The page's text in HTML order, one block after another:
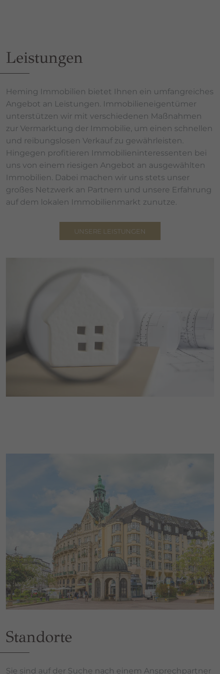
Leistungen
Heming Immobilien bietet Ihnen ein umfangreiches
Angebot an Leistungen. Immobilieneigentümer
unterstützen wir mit verschiedenen Maßnahmen
zur Vermarktung der Immobilie, um einen schnellen
und reibungslosen Verkauf zu gewährleisten.
Hingegen profitieren Immobilieninteressenten bei
uns von einem riesigen Angebot an ausgewählten
Immobilien. Dabei machen wir uns stets unser
großes Netzwerk an Partnern und unsere Erfahrung
auf dem lokalen Immobilienmarkt zunutze.
UNSERE LEISTUNGEN
Standorte
Sie sind auf der Suche nach einem Ansprechpartner